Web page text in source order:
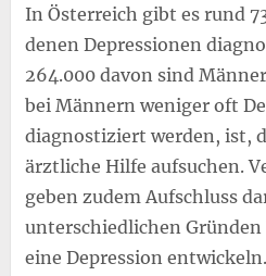
In Österreich gibt es rund
denen Depressionen
264.000 davon sind
bei Männern weniger oft
diagnostiziert werden, ist,
ärztliche Hilfe aufsuchen.
geben zudem Aufschluss
unterschiedlichen
eine Depression